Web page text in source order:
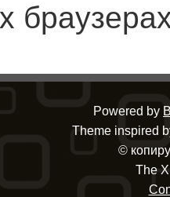
Powered by
Theme inspired
©
The